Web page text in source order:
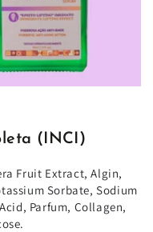
(INCI)
Fruit Extract, Algin,
Sorbate, Sodium
Parfum, Collagen,